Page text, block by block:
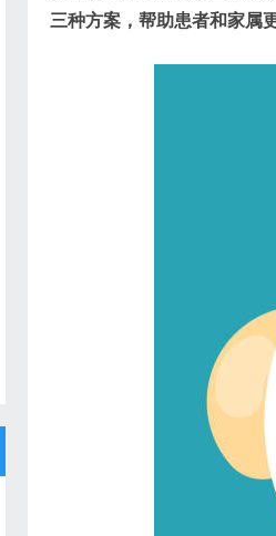
三种方案，帮助患者和家属